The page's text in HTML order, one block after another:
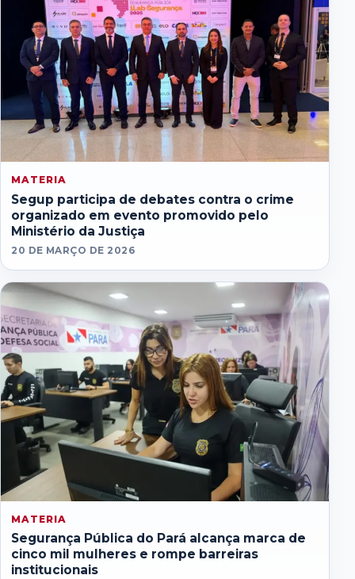
MATERIA
Segup participa de debates contra o crime
organizado em evento promovido pelo
Ministério da Justiça
20 DE MARÇO DE 2026
MATERIA
Segurança Pública do Pará alcança marca de
cinco mil mulheres e rompe barreiras
institucionais